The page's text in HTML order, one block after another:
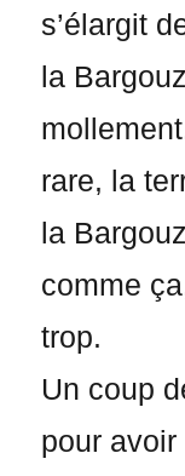
s’élargit
la
rare, la
la
comme
trop.
Un coup
pour